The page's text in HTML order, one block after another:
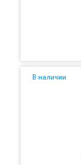
В наличии